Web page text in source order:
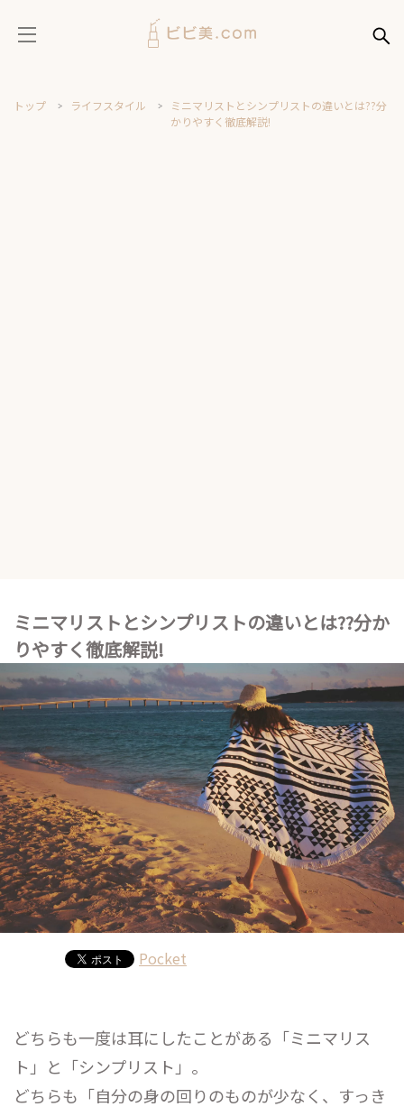
トップ ライフスタイル
ミニマリストとシンプリストの違いとは??分
かりやすく徹底解説!
ミニマリストとシンプリストの違いとは??分か
りやすく徹底解説!
Pocket
どちらも一度は耳にしたことがある「ミニマリス
ト」と「シンプリスト」。
どちらも「自分の身の回りのものが少なく、すっき